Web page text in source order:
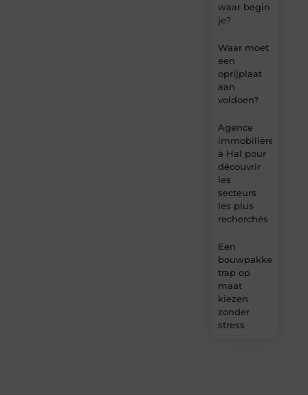
waar begin
je?
Waar moet
een
oprijplaat
aan
voldoen?
Agence
immobilière
à Hal pour
découvrir
les
secteurs
les plus
recherchés
Een
bouwpakket
trap op
maat
kiezen
zonder
stress